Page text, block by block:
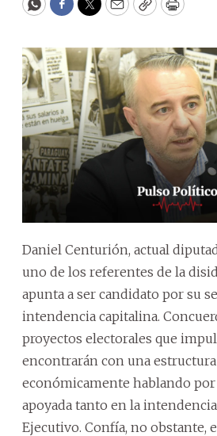
WhatsApp
Facebook
Twitter
EmailCopyPrint
Daniel Centurión, actual
uno de los referentes de la
apunta a ser candidato por su
intendencia capitalina.
proyectos electorales que
encontrarán con una
económicamente hablando
apoyada tanto en la
Ejecutivo. Confía, no obstante,